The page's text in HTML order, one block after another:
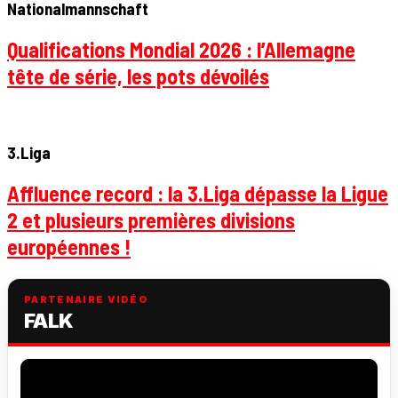
Nationalmannschaft
Qualifications Mondial 2026 : l’Allemagne
tête de série, les pots dévoilés
3.Liga
Affluence record : la 3.Liga dépasse la Ligue
2 et plusieurs premières divisions
européennes !
PARTENAIRE VIDÉO
FALK